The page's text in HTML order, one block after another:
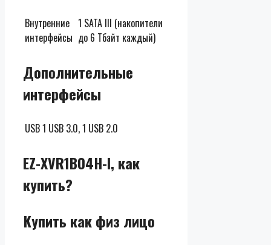
Внутренние
интерфейсы
1 SATA III (накопители
до 6 Тбайт каждый)
Дополнительные
интерфейсы
USB1 USB 3.0, 1 USB 2.0
EZ-XVR1B04H-I, как
купить?
Купить как физ лицо